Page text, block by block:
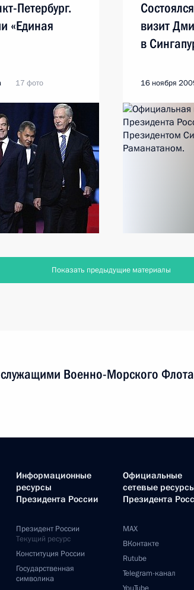
Петербург.
«Единая
17 фото
визит
в
16 ноября
Показать предыдущие материалы
Военно-Морского Флота
Информационные
ресурсы
Президента России
Президент России
Текущий ресурс
Конституция России
Государственная
символика
Официальные
сетевые
Президента
MAX
ВКонтакте
Rutube
Telegram-канал